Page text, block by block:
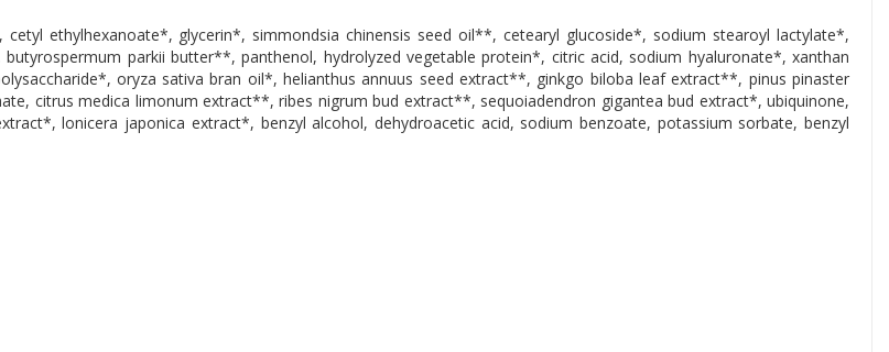
ethylhexanoate*, glycerin*, simmondsia chinensis seed oil**, cetearyl glucoside*, sodium stearoyl lactylate*,
parkii butter**, panthenol, hydrolyzed vegetable protein*, citric acid, sodium hyaluronate*, xanthan
oryza sativa bran oil*, helianthus annuus seed extract**, ginkgo biloba leaf extract**, pinus pinaster
citrus medica limonum extract**, ribes nigrum bud extract**, sequoiadendron gigantea bud extract*, ubiquinone,
lonicera japonica extract*, benzyl alcohol, dehydroacetic acid, sodium benzoate, potassium sorbate, benzyl